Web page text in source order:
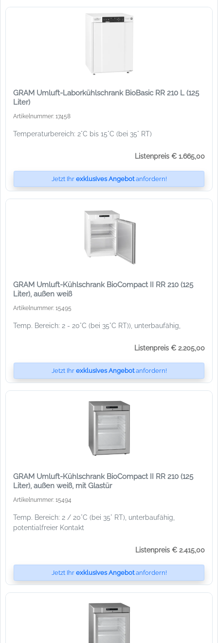
GRAM Umluft-Laborkühlschrank BioBasic RR 210 L (125
Liter)
Artikelnummer: 17458
Temperaturbereich: 2°C bis 15°C (bei 35° RT)
Listenpreis € 1.665,00
Jetzt Ihr exklusives Angebotanfordern!
GRAM Umluft-Kühlschrank BioCompact II RR 210 (125
Liter), außen weiß
Artikelnummer: 15495
Temp. Bereich: 2 - 20°C (bei 35°C RT)), unterbaufähig,
Listenpreis € 2.205,00
Jetzt Ihr exklusives Angebotanfordern!
GRAM Umluft-Kühlschrank BioCompact II RR 210 (125
Liter), außen weiß, mit Glastür
Artikelnummer: 15494
Temp. Bereich: 2 / 20°C (bei 35° RT), unterbaufähig,
potentialfreier Kontakt
Listenpreis € 2.415,00
Jetzt Ihr exklusives Angebotanfordern!